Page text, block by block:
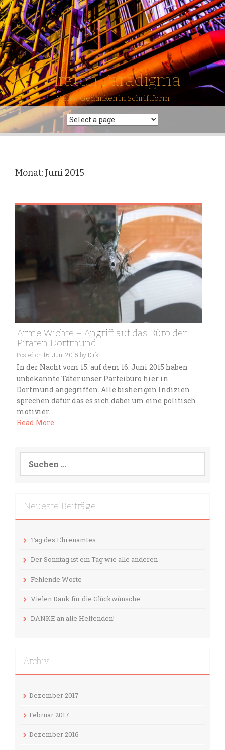
Piraten Paradigma
Meine Gedanken in Schriftform
Monat: Juni 2015
Arme Wichte – Angriff auf das Büro der
Piraten Dortmund
Posted on 16. Juni 2015 byDirk
In der Nacht vom 15. auf dem 16. Juni 2015 haben
unbekannte Täter unser Parteibüro hier in
Dortmund angegriffen. Alle bisherigen Indizien
sprechen dafür das es sich dabei um eine politisch
motivier...
Read More
nach:
Neueste Beiträge
Tag des Ehrenamtes
Der Sonntag ist ein Tag wie alle anderen
Fehlende Worte
Vielen Dank für die Glückwünsche
DANKE an alle Helfenden!
Archiv
Dezember 2017
Februar 2017
Dezember 2016